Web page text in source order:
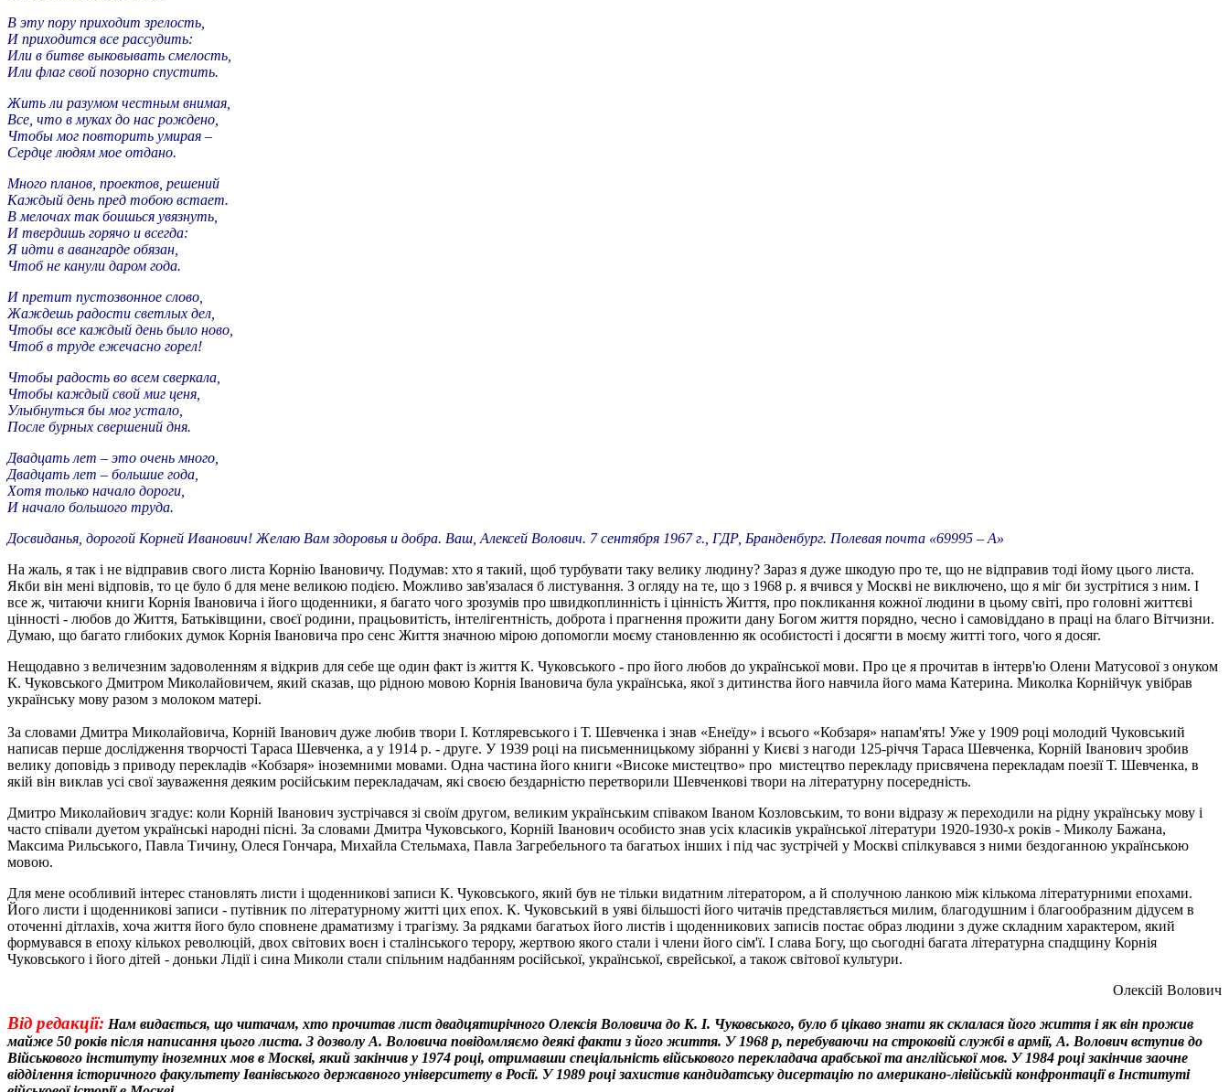
В эту пору приходит зрелость,
И приходится все рассудить:
Или в битве выковывать смелость,
Или флаг свой позорно спустить.
Жить ли разумом честным внимая,
Все, что в муках до нас рождено,
Чтобы мог повторить умирая –
Сердце людям мое отдано.
Много планов, проектов, решений
Каждый день пред тобою встает.
В мелочах так боишься увязнуть,
И твердишь горячо и всегда:
Я идти в авангарде обязан,
Чтоб не канули даром года.
И претит пустозвонное слово,
Жаждешь радости светлых дел,
Чтобы все каждый день было ново,
Чтоб в труде ежечасно горел!
Чтобы радость во всем сверкала,
Чтобы каждый свой миг ценя,
Улыбнуться бы мог устало,
После бурных свершений дня.
Двадцать лет – это очень много,
Двадцать лет – большие года,
Хотя только начало дороги,
И начало большого труда.
Досвиданья, дорогой Корней Иванович! Желаю Вам здоровья и добра. Ваш, Алексей Волович. 7 сентября 1967 г., ГДР, Бранденбург. Полевая почта «69995 – А»
На жаль, я так і не відправив свого листа Корнію Івановичу. Подумав: хто я такий, щоб турбувати таку велику людину? Зараз я дуже шкодую про те, що не відправив тоді йому цього листа.
Якби він мені відповів, то це було б для мене великою подією. Можливо зав'язалася б листування. З огляду на те, що з 1968 р. я вчився у Москві не виключено, що я міг би зустрітися з ним. І
все ж, читаючи книги Корнія Івановича і його щоденники, я багато чого зрозумів про швидкоплинність і цінність Життя, про покликання кожної людини в цьому світі, про головні життєві
цінності - любов до Життя, Батьківщини, своєї родини, працьовитість, інтелігентність, доброта і прагнення прожити дану Богом життя порядно, чесно і самовіддано в праці на благо Вітчизни.
Думаю, що багато глибоких думок Корнія Івановича про сенс Життя значною мірою допомогли моєму становленню як особистості і досягти в моєму житті того, чого я досяг.
Нещодавно з величезним задоволенням я відкрив для себе ще один факт із життя К. Чуковського - про його любов до української мови. Про це я прочитав в інтерв'ю Олени Матусової з онуком
К. Чуковського Дмитром Миколайовичем, який сказав, що рідною мовою Корнія Івановича була українська, якої з дитинства його навчила його мама Катерина. Миколка Корнійчук увібрав
українську мову разом з молоком матері.
За словами Дмитра Миколайовича, Корній Іванович дуже любив твори І. Котляревського і Т. Шевченка і знав «Енеїду» і всього «Кобзаря» напам'ять! Уже у 1909 році молодий Чуковський
написав перше дослідження творчості Тараса Шевченка, а у 1914 р. - друге. У 1939 році на письменницькому зібранні у Києві з нагоди 125-річчя Тараса Шевченка, Корній Іванович зробив
велику доповідь з приводу перекладів «Кобзаря» іноземними мовами. Одна частина його книги «Високе мистецтво» про мистецтво перекладу присвячена перекладам поезії Т. Шевченка, в
якій він виклав усі свої зауваження деяким російським перекладачам, які своєю бездарністю перетворили Шевченкові твори на літературну посередність.
Дмитро Миколайович згадує: коли Корній Іванович зустрічався зі своїм другом, великим українським співаком Іваном Козловським, то вони відразу ж переходили на рідну українську мову і
часто співали дуетом українські народні пісні. За словами Дмитра Чуковського, Корній Іванович особисто знав усіх класиків української літератури 1920-1930-х років - Миколу Бажана,
Максима Рильського, Павла Тичину, Олеся Гончара, Михайла Стельмаха, Павла Загребельного та багатьох інших і під час зустрічей у Москві спілкувався з ними бездоганною українською
мовою.
Для мене особливий інтерес становлять листи і щоденникові записи К. Чуковського, який був не тільки видатним літератором, а й сполучною ланкою між кількома літературними епохами.
Його листи і щоденникові записи - путівник по літературному житті цих епох. К. Чуковський в уяві більшості його читачів представляється милим, благодушним і благообразним дідусем в
оточенні дітлахів, хоча життя його було сповнене драматизму і трагізму. За рядками багатьох його листів і щоденникових записів постає образ людини з дуже складним характером, який
формувався в епоху кількох революцій, двох світових воєн і сталінського терору, жертвою якого стали і члени його сім'ї. І слава Богу, що сьогодні багата літературна спадщину Корнія
Чуковського і його дітей - доньки Лідії і сина Миколи стали спільним надбанням російської, української, єврейської, а також світової культури.
Олексій Волович
Від редакції: Нам видається, що читачам, хто прочитав лист двадцятирічного Олексія Воловича до К. І. Чуковського, було б цікаво знати як склалася його життя і як він прожив
майже 50 років після написання цього листа. З дозволу А. Воловича повідомляємо деякі факти з його життя. У 1968 р, перебуваючи на строковій службі в армії, А. Волович вступив до
Військового інституту іноземних мов в Москві, який закінчив у 1974 році, отримавши спеціальність військового перекладача арабської та англійської мов. У 1984 році закінчив заочне
відділення історичного факультету Іванівського державного університету в Росії. У 1989 році захистив кандидатську дисертацію по американо-лівійській конфронтації в Інституті